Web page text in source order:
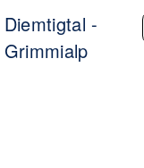
Diemtigtal -
Grimmialp